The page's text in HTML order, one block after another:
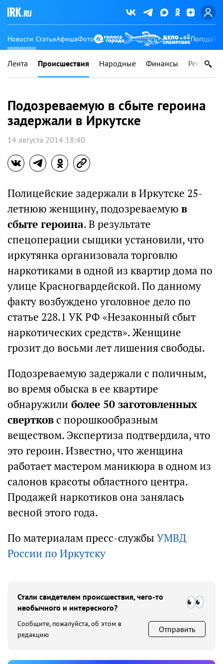
Новости СтатьиАфишаФото Погода
Лента Происшествия Народные Финансы Регионы
Подозреваемую в сбыте героина
задержали в Иркутске
14 августа 2014 18:40
Полицейские задержали в Иркутске 25-
летнюю женщину, подозреваемую в
сбыте героина. В результате
спецоперации сыщики установили, что
иркутянка организовала торговлю
наркотиками в одной из квартир дома по
улице Красногвардейской. По данному
факту возбуждено уголовное дело по
статье 228.1 УК РФ «Незаконный сбыт
наркотических средств». Женщине
грозит до восьми лет лишения свободы.
Подозреваемую задержали с поличным,
во время обыска в ее квартире
обнаружили более 50 заготовленных
свертковс порошкообразным
веществом. Экспертиза подтвердила, что
это героин. Известно, что женщина
работает мастером маникюра в одном из
салонов красоты областного центра.
Продажей наркотиков она занялась
весной этого года.
По материалам пресс-службы УМВД
России по Иркутску
Стали свидетелем происшествия, чего-то
необычного и интересного?
Сообщите, пожалуйста, об этом в
редакцию
Отправить